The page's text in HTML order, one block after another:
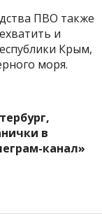
ПВО также
и
Крым,
моря.
в
канал»